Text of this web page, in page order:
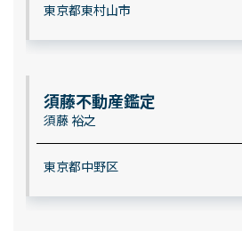
東京都東村山市
須藤不動産鑑定
須藤 裕之
東京都中野区